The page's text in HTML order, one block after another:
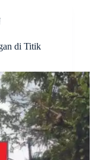
di Titik